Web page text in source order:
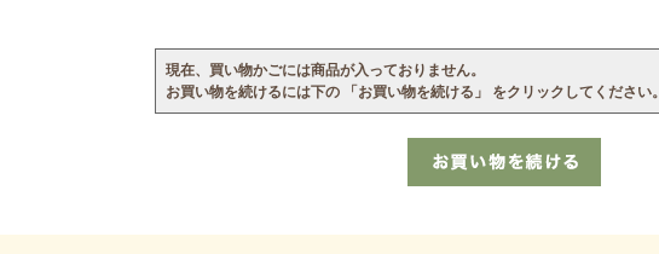
現在、買い物かごには商品が入っておりません。
お買い物を続けるには下の 「お買い物を続ける」 をクリックしてください。